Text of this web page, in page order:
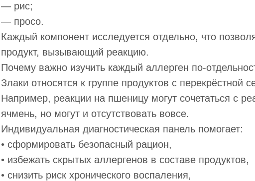
— рис;
— просо.
Каждый компонент исследуется отдельно, что
продукт, вызывающий реакцию.
Почему важно изучить каждый аллерген по-
Злаки относятся к группе продуктов с перекрёстной
Например, реакции на пшеницу могут сочетаться с
ячмень, но могут и отсутствовать вовсе.
Индивидуальная диагностическая панель помогает:
• сформировать безопасный рацион,
• избежать скрытых аллергенов в составе продуктов,
• снизить риск хронического воспаления,